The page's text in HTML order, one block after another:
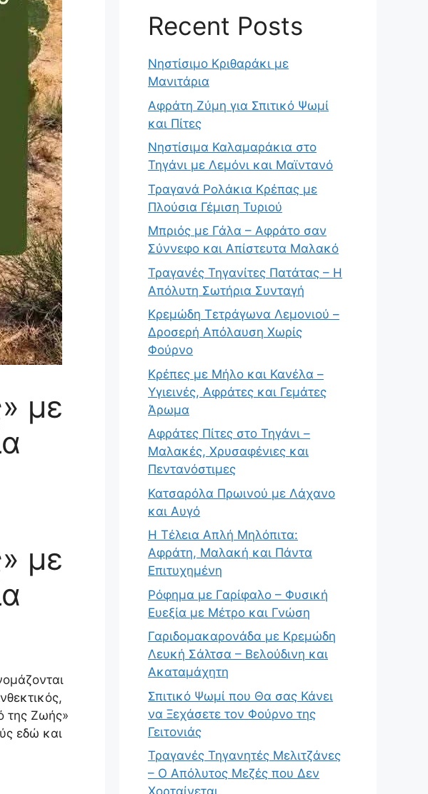
με
με
της Ζωής»
εδώ και
Recent Posts
Νηστίσιμο Κριθαράκι με
Μανιτάρια
Αφράτη Ζύμη για Σπιτικό Ψωμί
και Πίτες
Νηστίσιμα Καλαμαράκια στο
Τηγάνι με Λεμόνι και Μαϊντανό
Τραγανά Ρολάκια Κρέπας με
Πλούσια Γέμιση Τυριού
Μπριός με Γάλα – Αφράτο σαν
Σύννεφο και Απίστευτα Μαλακό
Τραγανές Τηγανίτες Πατάτας – Η
Απόλυτη Σωτήρια Συνταγή
Κρεμώδη Τετράγωνα Λεμονιού –
Δροσερή Απόλαυση Χωρίς
Φούρνο
Κρέπες με Μήλο και Κανέλα –
Υγιεινές, Αφράτες και Γεμάτες
Άρωμα
Αφράτες Πίτες στο Τηγάνι –
Μαλακές, Χρυσαφένιες και
Πεντανόστιμες
Κατσαρόλα Πρωινού με Λάχανο
και Αυγό
Η Τέλεια Απλή Μηλόπιτα:
Αφράτη, Μαλακή και Πάντα
Επιτυχημένη
Ρόφημα με Γαρίφαλο – Φυσική
Ευεξία με Μέτρο και Γνώση
Γαριδομακαρονάδα με Κρεμώδη
Λευκή Σάλτσα – Βελούδινη και
Ακαταμάχητη
Σπιτικό Ψωμί που Θα σας Κάνει
να Ξεχάσετε τον Φούρνο της
Γειτονιάς
Τραγανές Τηγανητές Μελιτζάνες
– Ο Απόλυτος Μεζές που Δεν
Χορταίνεται